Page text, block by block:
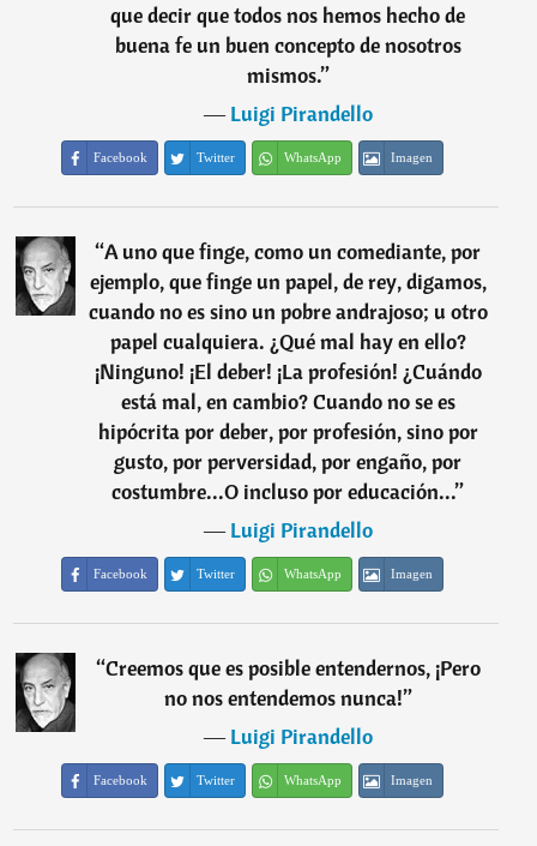
que decir que todos nos hemos hecho de
buena fe un buen concepto de nosotros
mismos.”
―Luigi Pirandello
Facebook Twitter WhatsApp Imagen
“A uno que finge, como un comediante, por
ejemplo, que finge un papel, de rey, digamos,
cuando no es sino un pobre andrajoso; u otro
papel cualquiera. ¿Qué mal hay en ello?
¡Ninguno! ¡El deber! ¡La profesión! ¿Cuándo
está mal, en cambio? Cuando no se es
hipócrita por deber, por profesión, sino por
gusto, por perversidad, por engaño, por
costumbre...O incluso por educación...”
―Luigi Pirandello
Facebook Twitter WhatsApp Imagen
“Creemos que es posible entendernos, ¡Pero
no nos entendemos nunca!”
―Luigi Pirandello
Facebook Twitter WhatsApp Imagen